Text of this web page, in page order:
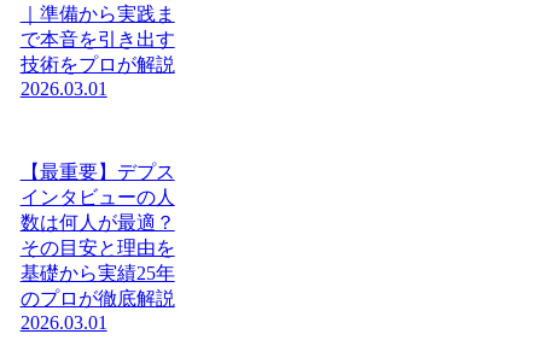
｜準備から実践ま
で本音を引き出す
技術をプロが解説
2026.03.01
【最重要】デプス
インタビューの人
数は何人が最適？
その目安と理由を
基礎から実績25年
のプロが徹底解説
2026.03.01